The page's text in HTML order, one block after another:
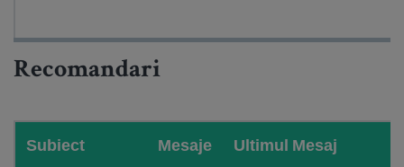
Recomandari
Subiect Mesaje Ultimul Mesaj